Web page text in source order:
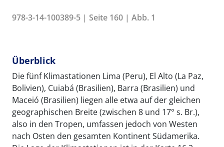
978-3-14-100389-5 | Seite 160 | Abb. 1
Überblick
Die fünf Klimastationen Lima (Peru), El Alto (La Paz,
Bolivien), Cuiabá (Brasilien), Barra (Brasilien) und
Maceió (Brasilien) liegen alle etwa auf der gleichen
geographischen Breite (zwischen 8 und 17° s. Br.),
also in den Tropen, umfassen jedoch von Westen
nach Osten den gesamten Kontinent Südamerika.